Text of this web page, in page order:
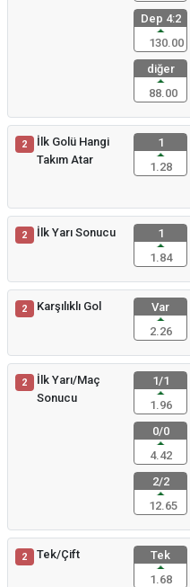
Dep 4:2
130.00
diğer
88.00
2
İlk Golü Hangi
Takım Atar
1
1.28
2 İlk Yarı Sonucu
1
1.84
2 Karşılıklı Gol
Var
2.26
2
İlk Yarı/Maç
Sonucu
1/1
1.96
0/0
4.42
2/2
12.65
2 Tek/Çift
Tek
1.68